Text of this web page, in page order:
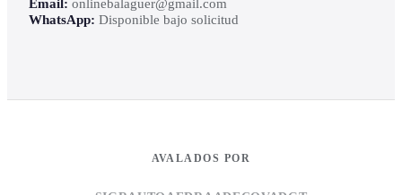
WhatsApp: Disponible bajo solicitud
AVALADOS POR